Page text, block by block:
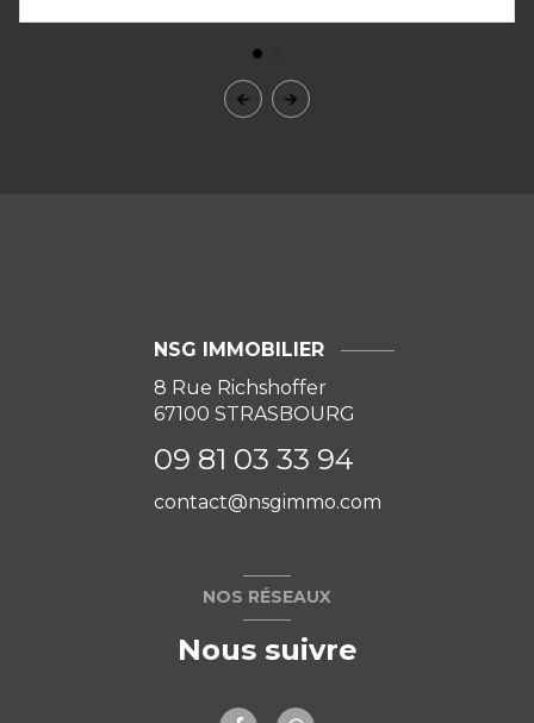
NSG IMMOBILIER
8 Rue Richshoffer
67100 STRASBOURG
09 81 03 33 94
contact@nsgimmo.com
NOS RÉSEAUX
Nous suivre